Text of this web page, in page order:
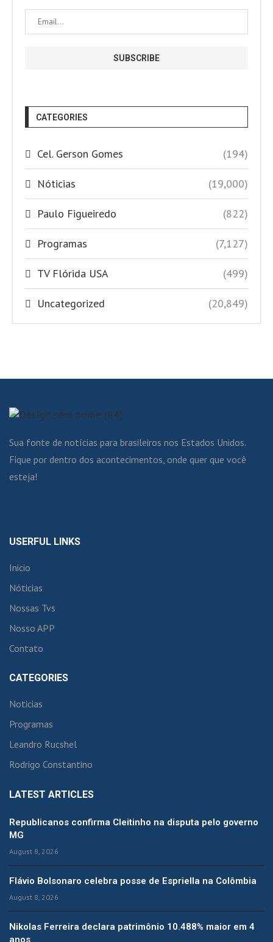
CATEGORIES
Cel. Gerson Gomes (194)
Nóticias (19,000)
Paulo Figueiredo (822)
Programas (7,127)
TV Flórida USA (499)
Uncategorized (20,849)
Sua fonte de notícias para brasileiros nos Estados Unidos.
Fique por dentro dos acontecimentos, onde quer que você
esteja!
USERFUL LINKS
Inicio
Nóticias
Nossas Tvs
Nosso APP
Contato
CATEGORIES
Noticias
Programas
Leandro Rucshel
Rodrigo Constantino
LATEST ARTICLES
Republicanos confirma Cleitinho na disputa pelo governo
MG
August 8, 2026
Flávio Bolsonaro celebra posse de Espriella na Colômbia
August 8, 2026
Nikolas Ferreira declara patrimônio 10.488% maior em 4
anos